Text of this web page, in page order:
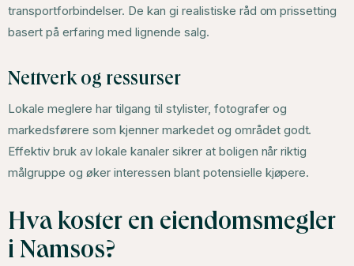
transportforbindelser. De kan gi realistiske råd om prissetting
basert på erfaring med lignende salg.
Nettverk og ressurser
Lokale meglere har tilgang til stylister, fotografer og
markedsførere som kjenner markedet og området godt.
Effektiv bruk av lokale kanaler sikrer at boligen når riktig
målgruppe og øker interessen blant potensielle kjøpere.
Hva koster en eiendomsmegler
i Namsos?